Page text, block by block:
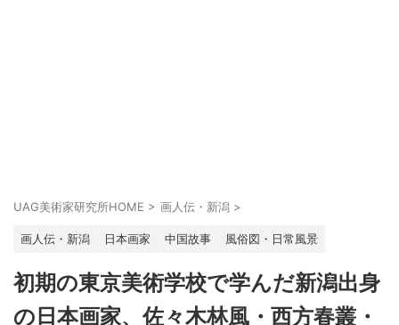
UAG美術家研究所HOME > 画人伝・新潟 >
画人伝・新潟 日本画家 中国故事 風俗図・日常風景
初期の東京美術学校で学んだ新潟出身
の日本画家、佐々木林風・西方春叢・